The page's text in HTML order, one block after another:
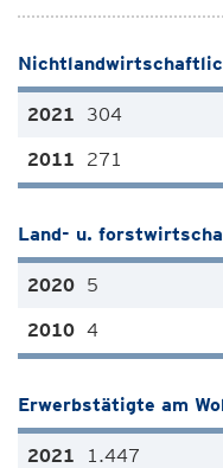
304
271
Land- u.
5
4
Erwerbstätigte am
1.447